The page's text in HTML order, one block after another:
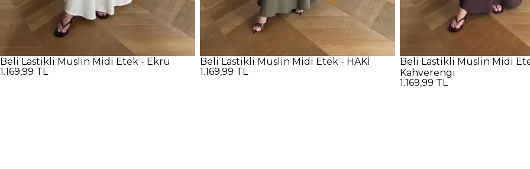
Beli Lastikli Müslin Midi Etek - Ekru
1.169,99 TL
Beli Lastikli Müslin Midi Etek - HAKİ
1.169,99 TL
Beli Lastikli Müslin Midi
Kahverengi
1.169,99 TL